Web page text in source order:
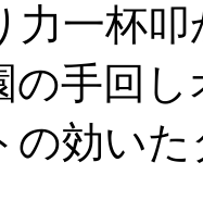
力一杯
の手回
の効い